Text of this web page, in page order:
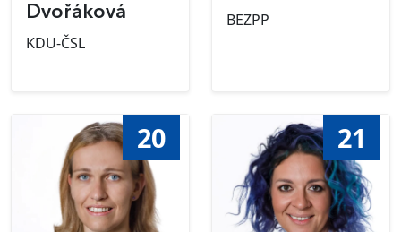
Dvořáková
KDU-ČSL
BEZPP
20 21